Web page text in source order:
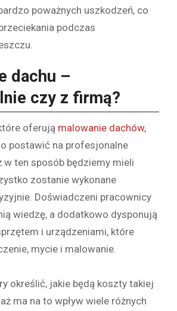
poważnych uszkodzeń, co
podczas
dachu –
czy z firmą?
oferują malowanie dachów,
postawić na profesjonalne
w ten sposób będziemy mieli
zostanie wykonane
Doświadczeni pracownicy
wiedzę, a dodatkowo dysponują
i urządzeniami, które
mycie i malowanie.
określić, jakie będą koszty takiej
ma na to wpływ wiele różnych